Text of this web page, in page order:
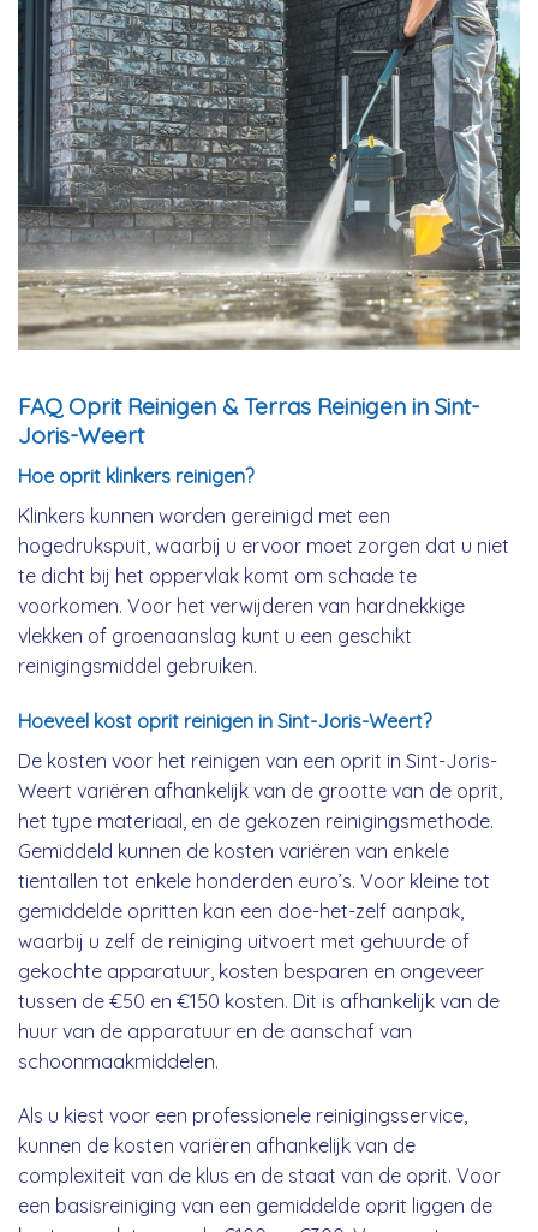
FAQ Oprit Reinigen & Terras Reinigen in Sint-
Joris-Weert
Hoe oprit klinkers reinigen?
Klinkers kunnen worden gereinigd met een
hogedrukspuit, waarbij u ervoor moet zorgen dat u niet
te dicht bij het oppervlak komt om schade te
voorkomen. Voor het verwijderen van hardnekkige
vlekken of groenaanslag kunt u een geschikt
reinigingsmiddel gebruiken.
Hoeveel kost oprit reinigen in Sint-Joris-Weert?
De kosten voor het reinigen van een oprit in Sint-Joris-
Weert variëren afhankelijk van de grootte van de oprit,
het type materiaal, en de gekozen reinigingsmethode.
Gemiddeld kunnen de kosten variëren van enkele
tientallen tot enkele honderden euro’s. Voor kleine tot
gemiddelde opritten kan een doe-het-zelf aanpak,
waarbij u zelf de reiniging uitvoert met gehuurde of
gekochte apparatuur, kosten besparen en ongeveer
tussen de €50 en €150 kosten. Dit is afhankelijk van de
huur van de apparatuur en de aanschaf van
schoonmaakmiddelen.
Als u kiest voor een professionele reinigingsservice,
kunnen de kosten variëren afhankelijk van de
complexiteit van de klus en de staat van de oprit. Voor
een basisreiniging van een gemiddelde oprit liggen de